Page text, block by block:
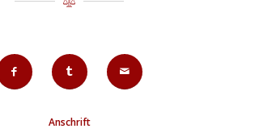
Anschrift